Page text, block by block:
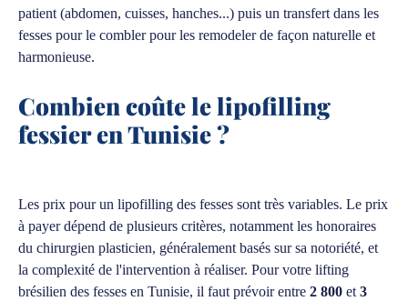
patient (abdomen, cuisses, hanches...) puis un transfert dans les
fesses pour le combler pour les remodeler de façon naturelle et
harmonieuse.
Combien coûte le lipofilling
fessier en Tunisie ?
Les prix pour un lipofilling des fesses sont très variables. Le prix
à payer dépend de plusieurs critères, notamment les honoraires
du chirurgien plasticien, généralement basés sur sa notoriété, et
la complexité de l'intervention à réaliser. Pour votre lifting
brésilien des fesses en Tunisie, il faut prévoir entre 2 800 et3